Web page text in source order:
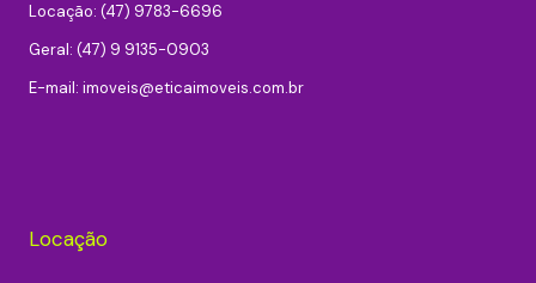
Locação: (47) 9783-6696
Geral: (47) 9 9135-0903
E-mail: imoveis@eticaimoveis.com.br
Locação